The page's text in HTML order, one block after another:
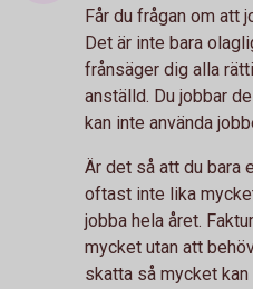
Får du frågan om att
Det är inte bara
frånsäger dig alla
anställd. Du jobbar
kan inte använda
Är det så att du bara
oftast inte lika
jobba hela året.
mycket utan att
skatta så mycket kan